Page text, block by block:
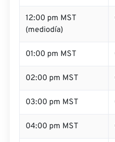
12:00 pm MST
(mediodía)
01:00 pm MST
02:00 pm MST
03:00 pm MST
04:00 pm MST